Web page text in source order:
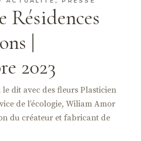
Résidences
|
2023
le dit avec des fleurs Plasticien
de l’écologie, Wiliam Amor
du créateur et fabricant de